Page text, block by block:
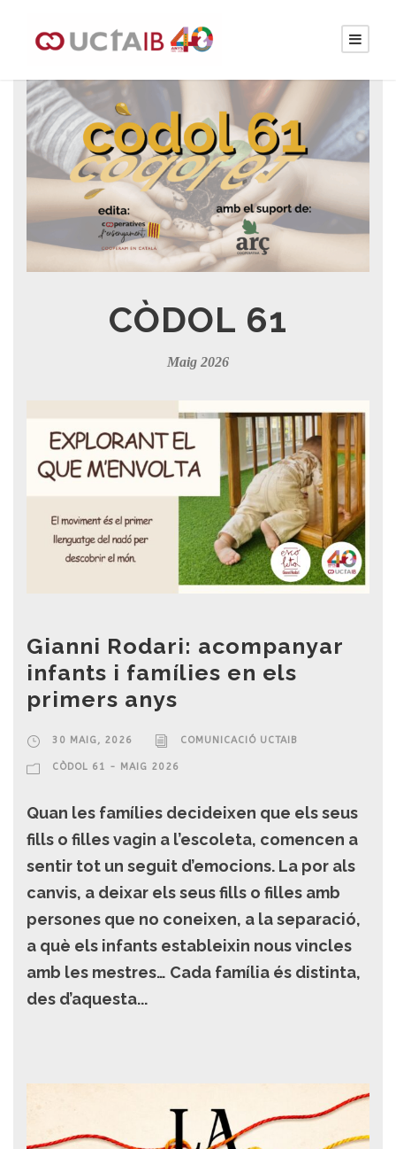
CÒDOL 61
Maig 2026
Gianni Rodari: acompanyar
infants i famílies en els
primers anys
30 MAIG, 2026 COMUNICACIÓ UCTAIB
CÒDOL 61 - MAIG 2026
Quan les famílies decideixen que els seus
fills o filles vagin a l’escoleta, comencen a
sentir tot un seguit d’emocions. La por als
canvis, a deixar els seus fills o filles amb
persones que no coneixen, a la separació,
a què els infants estableixin nous vincles
amb les mestres… Cada família és distinta,
des d’aquesta...